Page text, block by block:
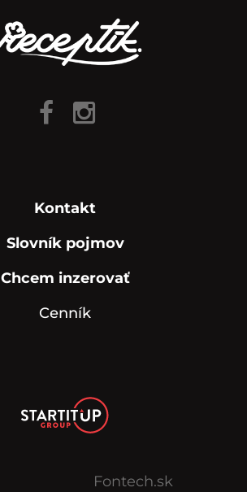
Kontakt
Slovník pojmov
Chcem inzerovať
Cenník
Fontech.sk